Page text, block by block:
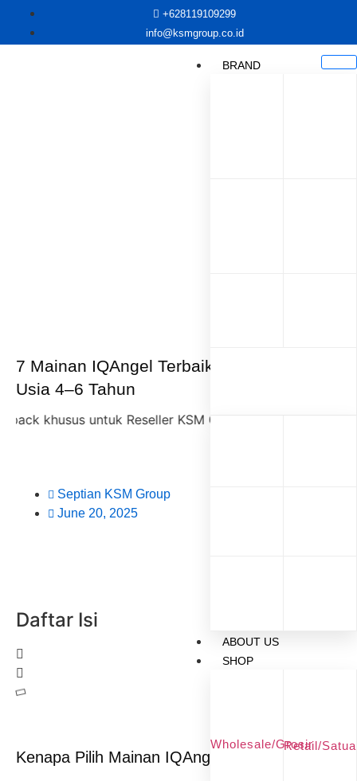
+628119109299
info@ksmgroup.co.id
BRAND
ABOUT US
SHOP
Wholesale/Grosir
Retail/
7 Mainan IQAngel Terbaik untuk Anak
Usia 4–6 Tahun
untuk Reseller KSM Group,diskon 35% + Cashback
Septian KSM Group
June 20, 2025
Daftar Isi
Kenapa Pilih Mainan IQAngel?